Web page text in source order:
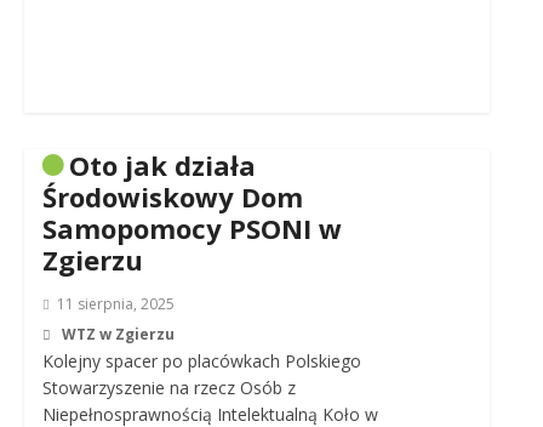
Oto jak działa
Środowiskowy Dom
Samopomocy PSONI w
Zgierzu
11 sierpnia, 2025
WTZ w Zgierzu
Kolejny spacer po placówkach Polskiego
Stowarzyszenie na rzecz Osób z
Niepełnosprawnością Intelektualną Koło w